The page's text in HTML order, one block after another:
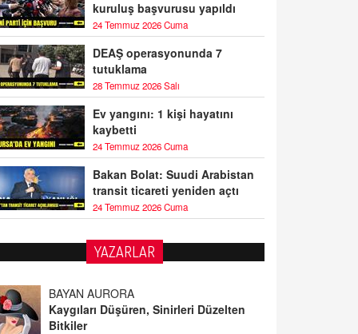
kuruluş başvurusu yapıldı
24 Temmuz 2026 Cuma
DEAŞ operasyonunda 7
tutuklama
28 Temmuz 2026 Salı
Ev yangını: 1 kişi hayatını
kaybetti
24 Temmuz 2026 Cuma
Bakan Bolat: Suudi Arabistan
transit ticareti yeniden açtı
24 Temmuz 2026 Cuma
YAZARLAR
BAYAN AURORA
Kaygıları Düşüren, Sinirleri Düzelten
Bitkiler